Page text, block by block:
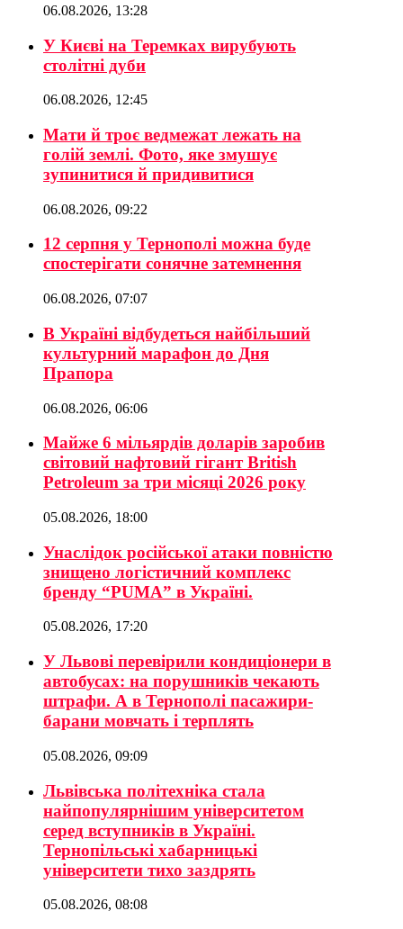
06.08.2026, 13:28
У Києві на Теремках вирубують
столітні дуби
06.08.2026, 12:45
Мати й троє ведмежат лежать на
голій землі. Фото, яке змушує
зупинитися й придивитися
06.08.2026, 09:22
12 серпня у Тернополі можна буде
спостерігати сонячне затемнення
06.08.2026, 07:07
В Україні відбудеться найбільший
культурний марафон до Дня
Прапора
06.08.2026, 06:06
Майже 6 мільярдів доларів заробив
світовий нафтовий гігант British
Petroleum за три місяці 2026 року
05.08.2026, 18:00
Унаслідок російської атаки повністю
знищено логістичний комплекс
бренду “PUMA” в Україні.
05.08.2026, 17:20
У Львові перевірили кондиціонери в
автобусах: на порушників чекають
штрафи. А в Тернополі пасажири-
барани мовчать і терплять
05.08.2026, 09:09
Львівська політехніка стала
найпопулярнішим університетом
серед вступників в Україні.
Тернопільські хабарницькі
університети тихо заздрять
05.08.2026, 08:08